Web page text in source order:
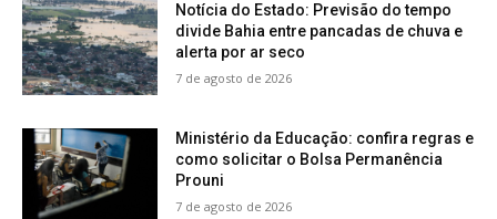
Notícia do Estado: Previsão do tempo
divide Bahia entre pancadas de chuva e
alerta por ar seco
7 de agosto de 2026
Ministério da Educação: confira regras e
como solicitar o Bolsa Permanência
Prouni
7 de agosto de 2026